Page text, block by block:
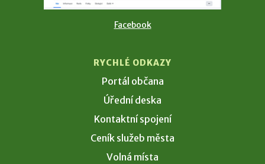
Facebook
RYCHLÉ ODKAZY
Portál občana
Úřední deska
Kontaktní spojení
Ceník služeb města
Volná místa